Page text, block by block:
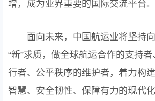
增，成为业界重要的国际交流平台。
面向未来，中国航运业将坚持向
“新”求质，做全球航运合作的支持
行者、公平秩序的维护者，着力构
智慧、安全韧性、保障有力的现代